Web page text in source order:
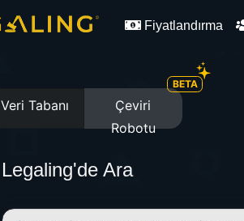
Fiyatlandırma
Veri Tabanı
Çeviri
Robotu
BETA
Legaling'de Ara